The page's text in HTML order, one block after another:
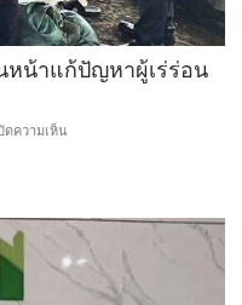
ของ
ขวัญ
วัน
ว่า
รัก
หน้าแก้ปัญหาผู้เร่ร่อน
ดความเห็น
คูคต
เดิน